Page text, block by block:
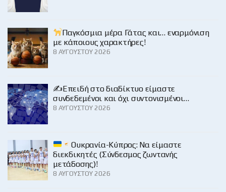
Παγκόσμια μέρα Γάτας και… εναρμόνιση
με κάποιους χαρακτήρες!
8 ΑΥΓΟΎΣΤΟΥ 2026
✍️Επειδή στο διαδίκτυο είμαστε
συνδεδεμένοι και όχι συντονισμένοι…
8 ΑΥΓΟΎΣΤΟΥ 2026
Ουκρανία-Κύπρος: Να είμαστε
διεκδικητές (Σύνδεσμος ζωντανής
μετάδοσης)!
8 ΑΥΓΟΎΣΤΟΥ 2026